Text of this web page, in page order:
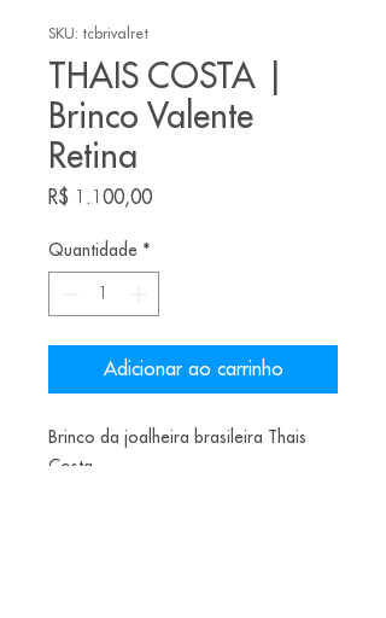
SKU: tcbrivalret
THAIS COSTA |
Brinco Valente
Retina
R$ 1.100,00Preço
Quantidade *
Adicionar ao carrinho
Brinco da joalheira brasileira Thais
Costa